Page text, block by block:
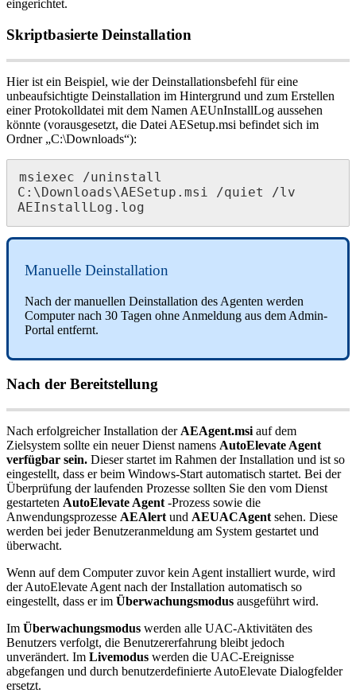
eingerichtet.
Skriptbasierte Deinstallation
Hier ist ein Beispiel, wie der Deinstallationsbefehl für eine
unbeaufsichtigte Deinstallation im Hintergrund und zum Erstellen
einer Protokolldatei mit dem Namen AEUnInstallLog aussehen
könnte (vorausgesetzt, die Datei AESetup.msi befindet sich im
Ordner „C:\Downloads“):
msiexec /uninstall
C : \ Downloads\AESetup . msi /quiet /lv
AEInstallLog . log
Manuelle Deinstallation
Nach der manuellen Deinstallation des Agenten werden
Computer nach 30 Tagen ohne Anmeldung aus dem Admin-
Portal entfernt.
Nach der Bereitstellung
Nach erfolgreicher Installation der AEAgent.msi auf dem
Zielsystem sollte ein neuer Dienst namens AutoElevate Agent
verfügbar sein. Dieser startet im Rahmen der Installation und ist so
eingestellt, dass er beim Windows-Start automatisch startet. Bei der
Überprüfung der laufenden Prozesse sollten Sie den vom Dienst
gestarteten AutoElevate Agent -Prozess sowie die
Anwendungsprozesse AEAlert und AEUACAgent sehen. Diese
werden bei jeder Benutzeranmeldung am System gestartet und
überwacht.
Wenn auf dem Computer zuvor kein Agent installiert wurde, wird
der AutoElevate Agent nach der Installation automatisch so
eingestellt, dass er im Überwachungsmodus ausgeführt wird.
Im Überwachungsmodus werden alle UAC-Aktivitäten des
Benutzers verfolgt, die Benutzererfahrung bleibt jedoch
unverändert. Im Livemodus werden die UAC-Ereignisse
abgefangen und durch benutzerdefinierte AutoElevate Dialogfelder
ersetzt.